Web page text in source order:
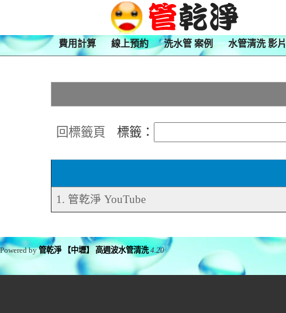
費用計算 線上預約 洗水管 案例 水管清洗 影片
回標籤頁 標籤：
1. 管乾淨 YouTube
Powered by管乾淨 【中壢】 高週波水管清洗 4.20